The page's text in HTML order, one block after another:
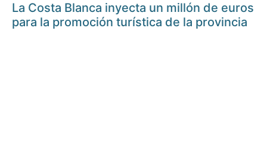
La Costa Blanca inyecta un millón de euros
para la promoción turística de la provincia